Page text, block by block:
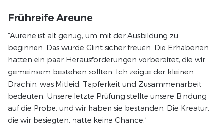
Frühreife Areune
“Aurene ist alt genug, um mit der Ausbildung zu
beginnen. Das würde Glint sicher freuen. Die Erhabenen
hatten ein paar Herausforderungen vorbereitet, die wir
gemeinsam bestehen sollten. Ich zeigte der kleinen
Drachin, was Mitleid, Tapferkeit und Zusammenarbeit
bedeuten. Unsere letzte Prüfung stellte unsere Bindung
auf die Probe, und wir haben sie bestanden: Die Kreatur,
die wir besiegten, hatte keine Chance.”